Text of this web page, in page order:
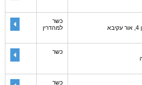
כשר
למהדרין
כשר
כשר